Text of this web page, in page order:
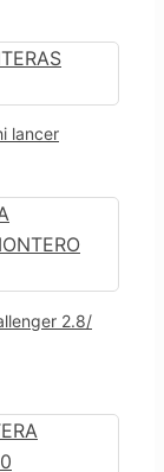
lancer
2.8/